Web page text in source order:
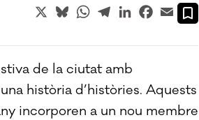
X BlueskyWhatsApp
TelegramLinkedInFacebook
Email
de la ciutat amb
història d’històries. Aquests
incorporen a un nou membre